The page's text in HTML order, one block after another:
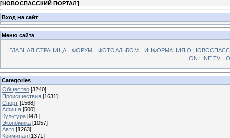
[НОВОСПАССКИЙ ПОРТАЛ]
Вход на сайт
Меню сайта
ГЛАВНАЯ СТРАНИЦА ФОРУМ ФОТОАЛЬБОМ
ИНФОРМАЦИЯ О
ON LINE TV
Categories
Общество [3240]
Происшествия [1631]
Спорт [1568]
Афиша [500]
Культура [961]
Экономика [1057]
Авто [1263]
Криминал [1371]